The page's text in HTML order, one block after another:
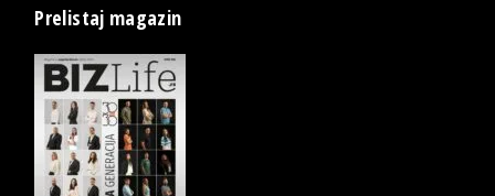
Prelistaj magazin